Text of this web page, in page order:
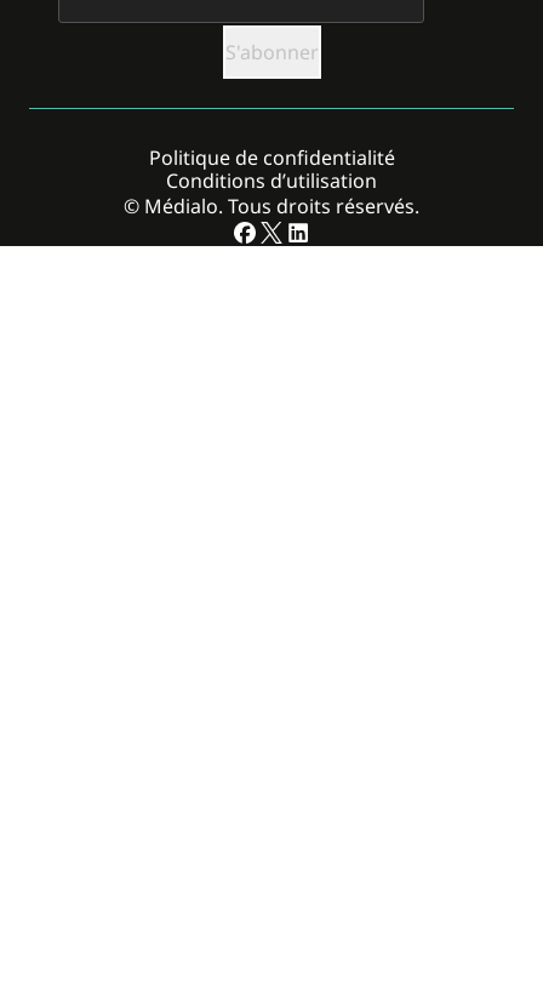
© Médialo. Tous droits réservés.
Politique de confidentialité
Conditions d’utilisation